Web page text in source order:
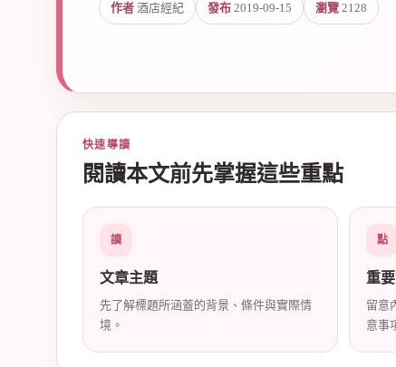
作者 酒店經紀 發布 2019-09-15 瀏覽 2128
快速導讀
閱讀本文前先掌握這些重點
讀
文章主題
先了解標題所涵蓋的背景、條件與實際情
境。
點
重
留意
意事